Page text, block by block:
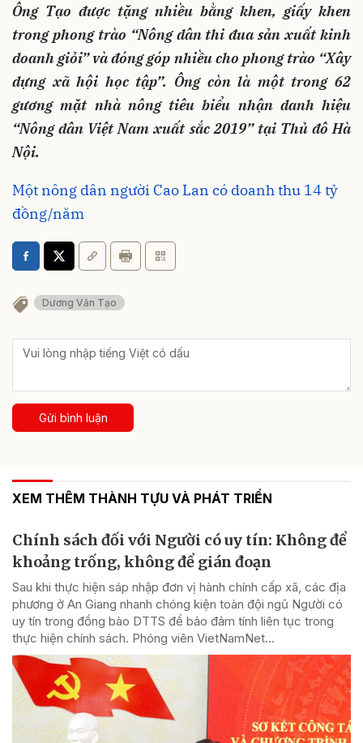
Ông Tạo được tặng nhiều bằng khen, giấy khen
trong phong trào “Nông dân thi đua sản xuất kinh
doanh giỏi” và đóng góp nhiều cho phong trào “Xây
dựng xã hội học tập”. Ông còn là một trong 62
gương mặt nhà nông tiêu biểu nhận danh hiệu
“Nông dân Việt Nam xuất sắc 2019” tại Thủ đô Hà
Nội.
Một nông dân người Cao Lan có doanh thu 14 tỷ
đồng/năm
Dương Văn Tạo
Gửi bình luận
XEM THÊM THÀNH TỰU VÀ PHÁT TRIỂN
Chính sách đối với Người có uy tín: Không để
khoảng trống, không để gián đoạn
Sau khi thực hiện sáp nhập đơn vị hành chính cấp xã, các địa
phương ở An Giang nhanh chóng kiện toàn đội ngũ Người có
uy tín trong đồng bào DTTS để bảo đảm tính liên tục trong
thực hiện chính sách. Phóng viên VietNamNet...